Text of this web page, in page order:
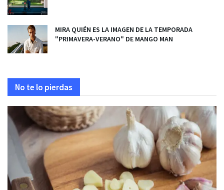
MIRA QUIÉN ES LA IMAGEN DE LA TEMPORADA
"PRIMAVERA-VERANO" DE MANGO MAN
No te lo pierdas